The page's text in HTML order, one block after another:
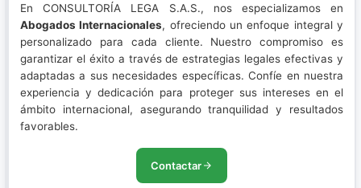
En CONSULTORÍA LEGA S.A.S., nos especializamos en
Abogados Internacionales, ofreciendo un enfoque integral y
personalizado para cada cliente. Nuestro compromiso es
garantizar el éxito a través de estrategias legales efectivas y
adaptadas a sus necesidades específicas. Confíe en nuestra
experiencia y dedicación para proteger sus intereses en el
ámbito internacional, asegurando tranquilidad y resultados
favorables.
Contactar